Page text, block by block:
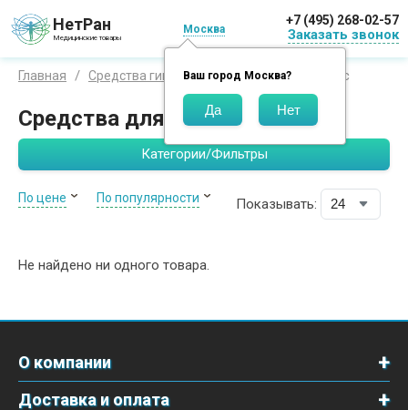
НетРан
Медицинские товары
Москва
Ваш город Москва?
+7 (495) 268-02-57
Заказать звонок
Главная Средства гигиены Средства для волос
Средства для волос
Категории/Фильтры
По цене По популярности Показывать:
Не найдено ни одного товара.
О компании
Доставка и оплата